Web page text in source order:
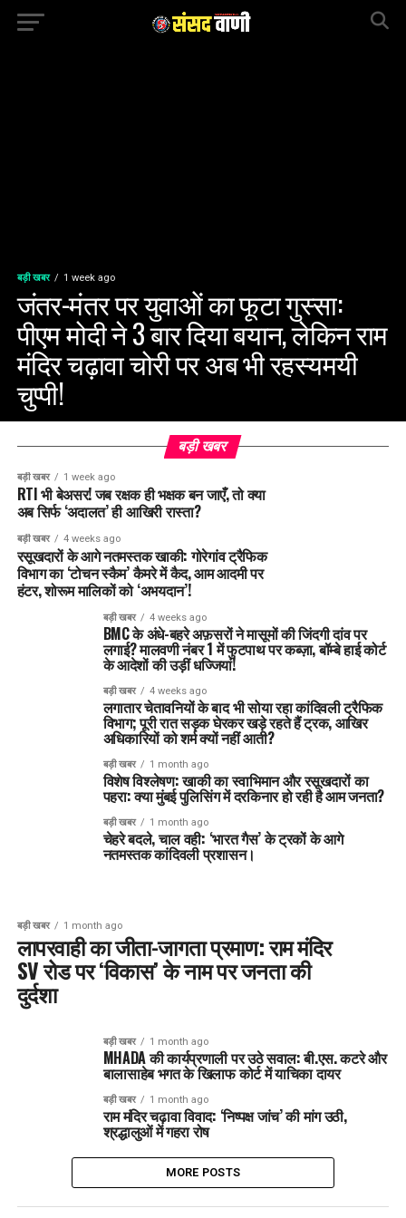
बड़ी खबर 1 week ago
जंतर-मंतर पर युवाओं का फूटा गुस्सा:
पीएम मोदी ने 3 बार दिया बयान, लेकिन राम
मंदिर चढ़ावा चोरी पर अब भी रहस्यमयी
चुप्पी!
बड़ी खबर
बड़ी खबर 1 week ago
RTI भी बेअसर! जब रक्षक ही भक्षक बन जाएँ, तो क्या
अब सिर्फ ‘अदालत’ ही आखिरी रास्ता?
बड़ी खबर 4 weeks ago
रसूखदारों के आगे नतमस्तक खाकी: गोरेगांव ट्रैफिक
विभाग का ‘टोचन स्कैम’ कैमरे में कैद, आम आदमी पर
हंटर, शोरूम मालिकों को ‘अभयदान’!
बड़ी खबर 4 weeks ago
BMC के अंधे-बहरे अफ़सरों ने मासूमों की जिंदगी दांव पर
लगाई? मालवणी नंबर 1 में फुटपाथ पर कब्ज़ा, बॉम्बे हाई कोर्ट
के आदेशों की उड़ीं धज्जियां!
बड़ी खबर 4 weeks ago
लगातार चेतावनियों के बाद भी सोया रहा कांदिवली ट्रैफिक
विभाग; पूरी रात सड़क घेरकर खड़े रहते हैं ट्रक, आखिर
अधिकारियों को शर्म क्यों नहीं आती?
बड़ी खबर 1 month ago
विशेष विश्लेषण: खाकी का स्वाभिमान और रसूखदारों का
पहरा: क्या मुंबई पुलिसिंग में दरकिनार हो रही है आम जनता?
बड़ी खबर 1 month ago
चेहरे बदले, चाल वही: ‘भारत गैस’ के ट्रकों के आगे
नतमस्तक कांदिवली प्रशासन।
बड़ी खबर 1 month ago
लापरवाही का जीता-जागता प्रमाण: राम मंदिर
SV रोड पर ‘विकास’ के नाम पर जनता की
दुर्दशा
बड़ी खबर 1 month ago
MHADA की कार्यप्रणाली पर उठे सवाल: बी.एस. कटरे और
बालासाहेब भगत के खिलाफ कोर्ट में याचिका दायर
बड़ी खबर 1 month ago
राम मंदिर चढ़ावा विवाद: ‘निष्पक्ष जांच’ की मांग उठी,
श्रद्धालुओं में गहरा रोष
MORE POSTS